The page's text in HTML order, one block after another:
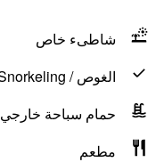
شاطىء خاص
الغوص / Snorkeling
حمام سباحة خارجي
مطعم